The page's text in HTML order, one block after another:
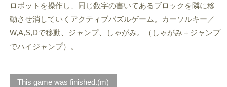
ロボットを操作し、同じ数字の書いてあるブロックを隣に移
動させ消していくアクティブパズルゲーム。カーソルキー／
W,A,S,Dで移動、ジャンプ、しゃがみ。（しゃがみ＋ジャンプ
でハイジャンプ）。
This game was finished.(m)